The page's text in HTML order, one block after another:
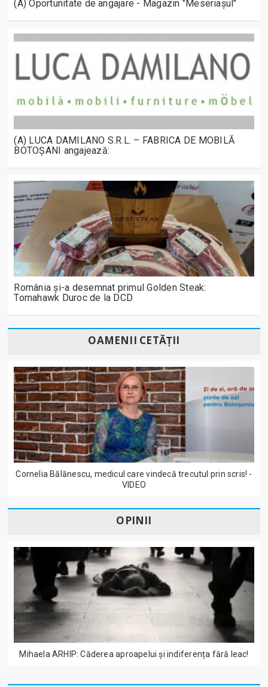
(A) Oportunitate de angajare - Magazin "Meseriașul"
(A) LUCA DAMILANO S.R.L. – FABRICA DE MOBILĂ
BOTOȘANI angajează:
România și-a desemnat primul Golden Steak:
Tomahawk Duroc de la DCD
OAMENII CETĂȚII
Cornelia Bălănescu, medicul care vindecă trecutul prin scris! -
VIDEO
OPINII
Mihaela ARHIP: Căderea aproapelui și indiferența fără leac!